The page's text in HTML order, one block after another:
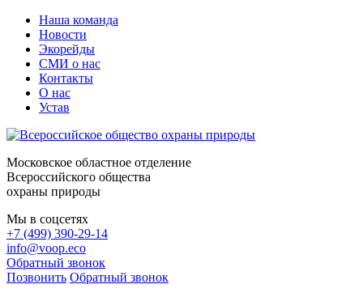
Наша команда
Новости
Экорейды
СМИ о нас
Контакты
О нас
Устав
Московское областное отделение
Всероссийского общества
охраны природы
Мы в соцсетях
+7 (499) 390-29-14
info@voop.eco
Обратный звонок
Позвонить Обратный звонок